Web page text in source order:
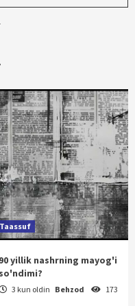
Taassuf
90 yillik nashrning mayog'i
so'ndimi?
3 kun oldin Behzod 173